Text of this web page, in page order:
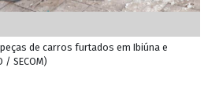
de carros furtados em Ibiúna e
/ SECOM)